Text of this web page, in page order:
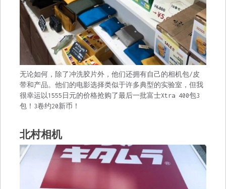
无论如何，除了冲洗胶片外，他们还拥有自己的相机包/皮
带和产品。他们的电影选择类似于许多典型的实验室，但我
很幸运以1555日元的价格抢购了最后一批富士Xtra 400包3
包！3卷约20新币！
北村相机